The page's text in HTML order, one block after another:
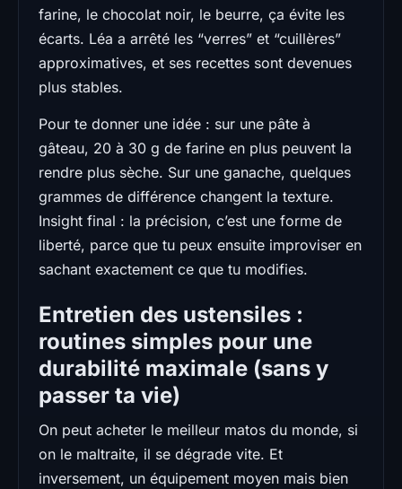
farine, le chocolat noir, le beurre, ça évite les
écarts. Léa a arrêté les “verres” et “cuillères”
approximatives, et ses recettes sont devenues
plus stables.
Pour te donner une idée : sur une pâte à
gâteau, 20 à 30 g de farine en plus peuvent la
rendre plus sèche. Sur une ganache, quelques
grammes de différence changent la texture.
Insight final : la précision, c’est une forme de
liberté, parce que tu peux ensuite improviser en
sachant exactement ce que tu modifies.
Entretien des ustensiles :
routines simples pour une
durabilité maximale (sans y
passer ta vie)
On peut acheter le meilleur matos du monde, si
on le maltraite, il se dégrade vite. Et
inversement, un équipement moyen mais bien